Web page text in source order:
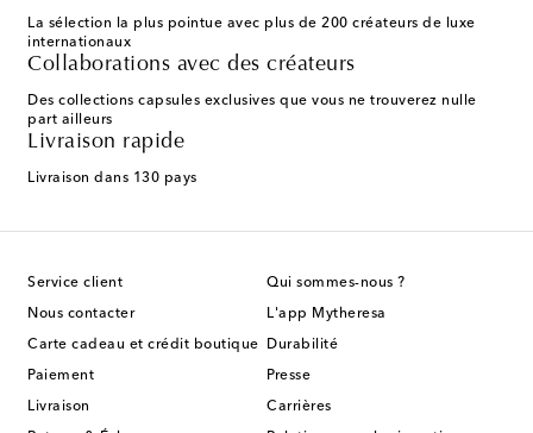
La sélection la plus pointue avec plus de 200 créateurs de luxe
internationaux
Collaborations avec des créateurs
Des collections capsules exclusives que vous ne trouverez nulle
part ailleurs
Livraison rapide
Livraison dans 130 pays
Service client
Nous contacter
Carte cadeau et crédit boutique
Paiement
Livraison
Qui sommes-nous ?
L'app Mytheresa
Durabilité
Presse
Carrières